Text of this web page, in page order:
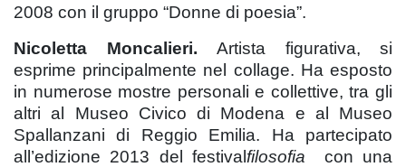
2008 con il gruppo “Donne di poesia”.
Nicoletta Moncalieri. Artista figurativa, si
esprime principalmente nel collage. Ha esposto
in numerose mostre personali e collettive, tra gli
altri al Museo Civico di Modena e al Museo
Spallanzani di Reggio Emilia. Ha partecipato
all’edizione 2013 del festivalfilosofia con una